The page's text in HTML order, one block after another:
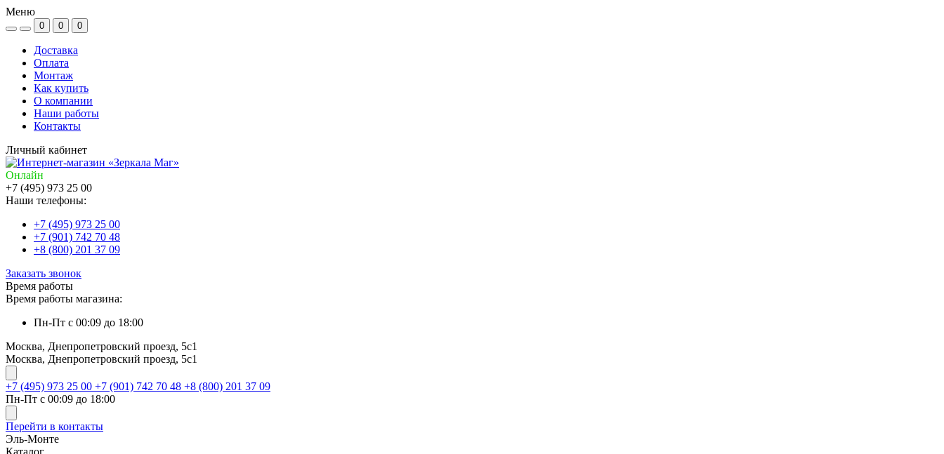
Меню
0 0 0
Доставка
Оплата
Монтаж
Как купить
О компании
Наши работы
Контакты
Личный кабинет
Онлайн
+7 (495) 973 25 00
Наши телефоны:
+7 (495) 973 25 00
+7 (901) 742 70 48
+8 (800) 201 37 09
Заказать звонок
Время работы
Время работы магазина:
Пн-Пт с 00:09 до 18:00
Москва, Днепропетровский проезд, 5с1
Москва, Днепропетровский проезд, 5с1
+7 (495) 973 25 00 +7 (901) 742 70 48 +8 (800) 201 37 09
Пн-Пт с 00:09 до 18:00
Перейти в контакты
Эль-Монте
Каталог